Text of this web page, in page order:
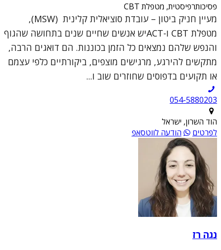
פסיכותרפיסטית, מטפלת CBT
מעיין חניק ביטון – עובדת סוציאלית קלינית (MSW),
מטפלת CBT ו-ACTיש אנשים שחיים שנים בתחושה שהגוף
והנפש שלהם נמצאים כל הזמן בכוננות. הם דואגים הרבה,
מתקשים להירגע, מרגישים מוצפים, ביקורתיים כלפי עצמם
או תקועים בדפוסים שחוזרים שוב ו...
054-5880203
הוד השרון, ישראל
לפרטים
הודעה לווטסאפ
נגה רז